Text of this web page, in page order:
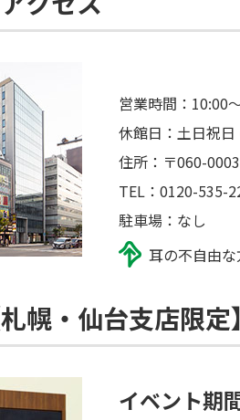
営業時間：10:00
休館日：土日祝日
住所：〒060-
TEL：0120-535-
駐車場：なし
耳の不自由
幌・仙台支店限定】
イベント期